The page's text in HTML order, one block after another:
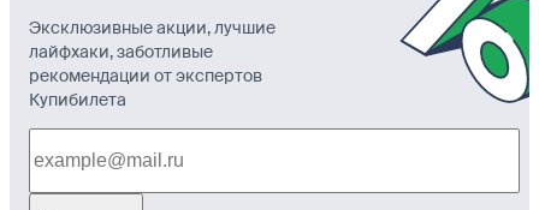
Эксклюзивные акции, лучшие
лайфхаки, заботливые
рекомендации от экспертов
Купибилета